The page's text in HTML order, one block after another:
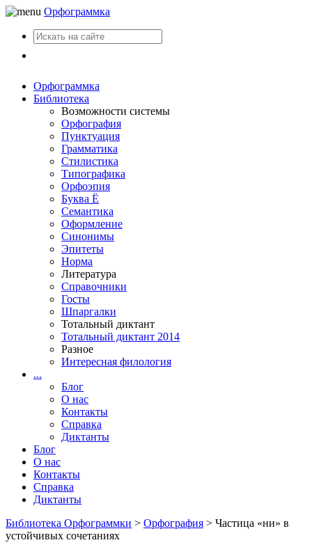
Орфограммка
Орфограммка
Библиотека
Возможности системы
Орфография
Пунктуация
Грамматика
Стилистика
Типографика
Орфоэпия
Буква Ё
Семантика
Оформление
Синонимы
Эпитеты
Норма
Литература
Справочники
Госты
Шпаргалки
Тотальный диктант
Тотальный диктант 2014
Разное
Интересная филология
...
Блог
О нас
Контакты
Справка
Диктанты
Блог
О нас
Контакты
Справка
Диктанты
Библиотека Орфограммки > Орфография > Частица «ни» в
устойчивых сочетаниях